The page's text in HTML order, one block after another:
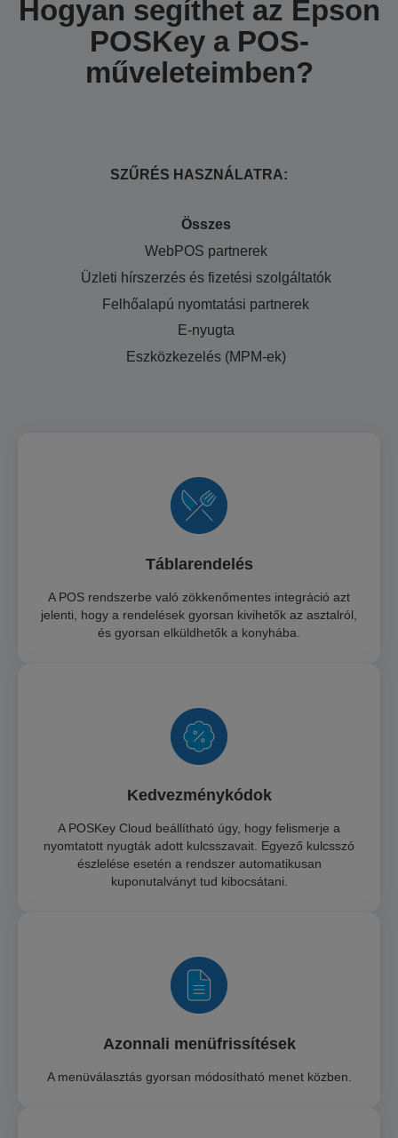
Hogyan segíthet az Epson
POSKey a POS-
műveleteimben?
SZŰRÉS HASZNÁLATRA:
Összes
WebPOS partnerek
Üzleti hírszerzés és fizetési szolgáltatók
Felhőalapú nyomtatási partnerek
E-nyugta
Eszközkezelés (MPM-ek)
Táblarendelés
A POS rendszerbe való zökkenőmentes integráció azt
jelenti, hogy a rendelések gyorsan kivihetők az asztalról,
és gyorsan elküldhetők a konyhába.
Kedvezménykódok
A POSKey Cloud beállítható úgy, hogy felismerje a
nyomtatott nyugták adott kulcsszavait. Egyező kulcsszó
észlelése esetén a rendszer automatikusan
kuponutalványt tud kibocsátani.
Azonnali menüfrissítések
A menüválasztás gyorsan módosítható menet közben.